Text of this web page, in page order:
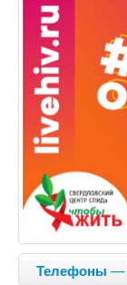
Телефоны —